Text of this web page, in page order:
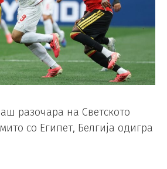
разочара на Светското
со Египет, Белгија одигра